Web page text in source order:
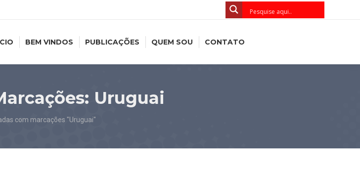
BEM VINDOS PUBLICAÇÕES QUEM SOU CONTATO
Uruguai
com marcações "Uruguai"